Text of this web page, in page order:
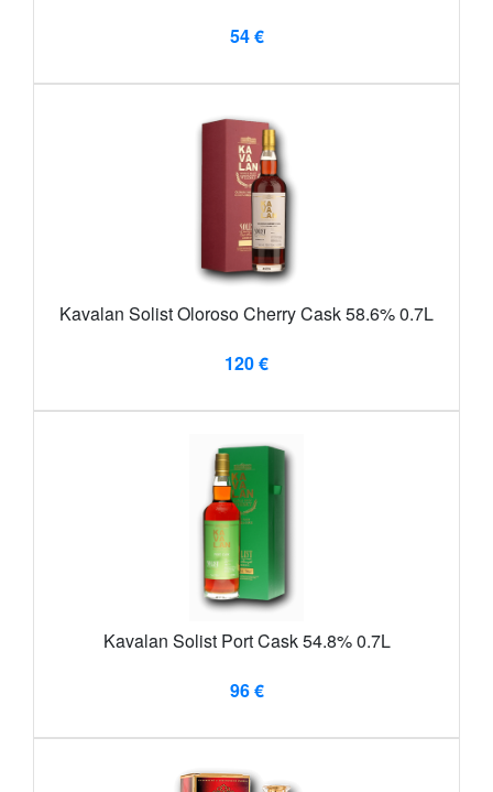
54 €
Kavalan Solist Oloroso Cherry Cask 58.6% 0.7L
120 €
Kavalan Solist Port Cask 54.8% 0.7L
96 €